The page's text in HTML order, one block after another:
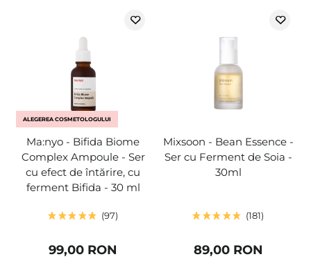
ALEGEREA COSMETOLOGULUI
Ma:nyo - Bifida Biome
Complex Ampoule - Ser
cu efect de întărire, cu
ferment Bifida - 30 ml
97
99,00 RON
Mixsoon - Bean Essence -
Ser cu Ferment de Soia -
30ml
181
89,00 RON